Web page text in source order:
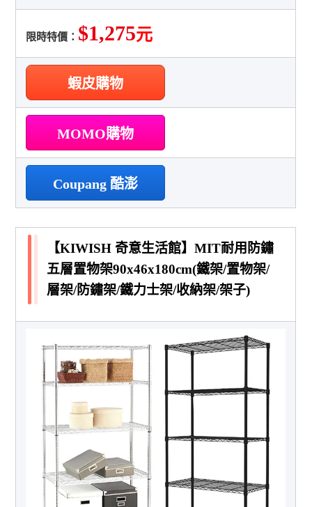
限時特價： $1,275元
蝦皮購物
MOMO購物
Coupang 酷澎
【KIWISH 奇意生活館】MIT耐用防鏽
五層置物架90x46x180cm(鐵架/置物架/
層架/防鏽架/鐵力士架/收納架/架子)